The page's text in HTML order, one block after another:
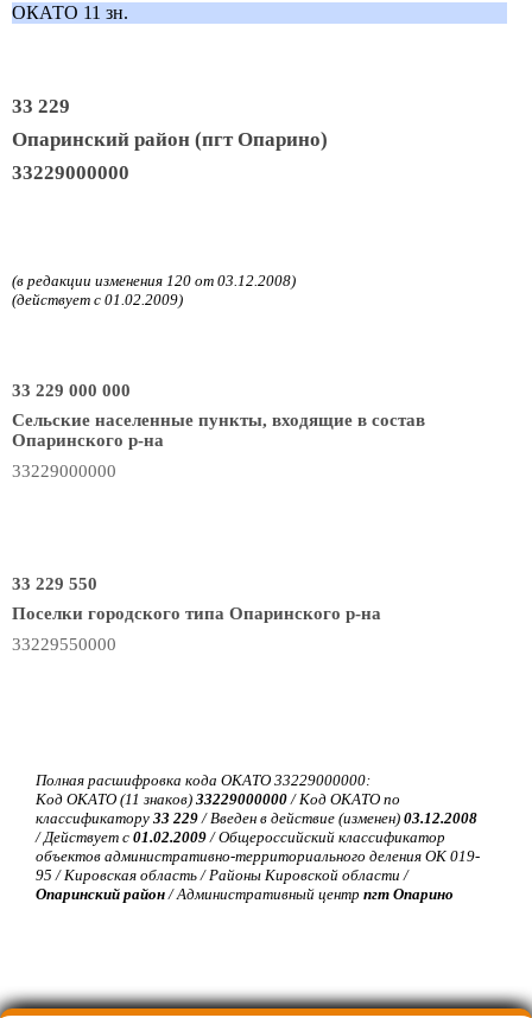
ОКАТО 11 зн.
33 229
Опаринский район (пгт Опарино)
33229000000
(в редакции изменения 120 от 03.12.2008)
(действует с 01.02.2009)
33 229 000 000
Сельские населенные пункты, входящие в состав
Опаринского р-на
33229000000
33 229 550
Поселки городского типа Опаринского р-на
33229550000
Полная расшифровка кода ОКАТО 33229000000:
Код ОКАТО (11 знаков) 33229000000 / Код ОКАТО по
классификатору 33 229 / Введен в действие (изменен) 03.12.2008
/ Действует с 01.02.2009 / Общероссийский классификатор
объектов административно-территориального деления ОК 019-
95 / Кировская область / Районы Кировской области /
Опаринский район / Административный центр пгт Опарино